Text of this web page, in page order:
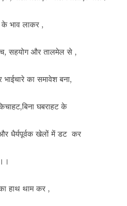
के भाव लाकर ,
सहयोग और तालमेल से ,
भाईचारे का समावेश बना,
घबराहट के
धैर्यपूर्वक खेलों में डट कर
हाथ थाम कर ,